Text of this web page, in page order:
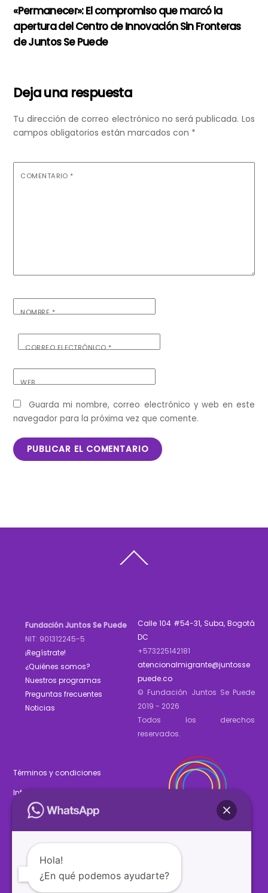
«Permanecer»: El compromiso que marcó la
apertura del Centro de Innovación Sin Fronteras
de Juntos Se Puede
Deja una respuesta
Tu dirección de correo electrónico no será publicada. Los
campos obligatorios están marcados con *
COMENTARIO *
NOMBRE*
CORREO ELECTRÓNICO*
WEB
Guarda mi nombre, correo electrónico y web en este
navegador para la próxima vez que comente.
To
Fundación Juntos Se Puede
NIT: 901312245-5
¡Regístrate!
¿Quiénes somos?
Nuestros programas
Preguntas frecuentes
Noticias
Calle 104 #54-31, Suba, Bogotá
DC
+573225142181
atencionalmigrante@juntosse
puede.co
© Fundación Juntos Se Puede
2019 - 2026
Todos los derechos
reservados.
Términos y condiciones
Informe de gestión 2025
Estados financieros 2025
SÍGUENOS
Hola!
¿En qué podemos ayudarte?